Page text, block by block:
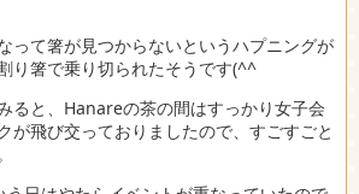
って箸が見つからないというハプニングが
り箸で乗り切られたそうです(^^ゞ
ると、Hanareの茶の間はすっかり女子会
が飛び交っておりましたので、すごすごと